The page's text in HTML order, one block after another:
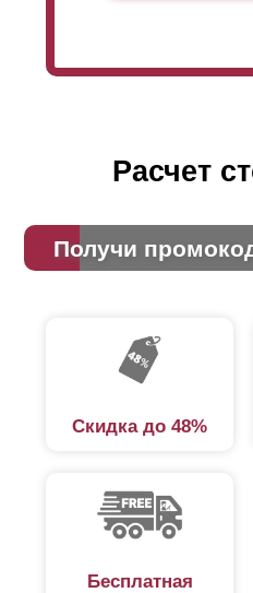
Расчет
Получи
Скидка до 48%
Бесплатная